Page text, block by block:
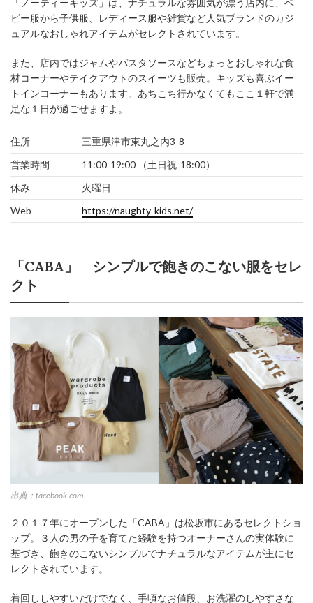
「ノーティーキッズ」は、ナチュラルな雰囲気が漂う店内に、ベ
ビー服から子供服、レディース服や雑貨など人気ブランドのカジ
ュアルなおしゃれアイテムがセレクトされています。
また、店内ではジャムやパスタソースなどちょっとおしゃれな食
材コーナーやテイクアウトのスイーツも販売。キッズも喜ぶイー
トインコーナーもあります。あちこち行かなくてもここ１軒で満
足な１日が過ごせますよ。
住所
三重県津市東丸之内3-8
営業時間
11:00-19:00 （土日祝-18:00）
休み
火曜日
Web
https://naughty-kids.net/
「CABA」 シンプルで飽きのこない服をセレ
クト
出典：facebook.com
２０１７年にオープンした「CABA」は松坂市にあるセレクトショ
ップ。３人の男の子を育てた経験を持つオーナーさんの実体験に
基づき、飽きのこないシンプルでナチュラルなアイテムが主にセ
レクトされています。
着回ししやすいだけでなく、手頃なお値段、お洗濯のしやすさな